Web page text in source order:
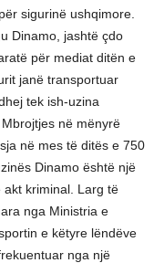
sigurinë ushqimore.
Dinamo, jashtë çdo
për mediat ditën e
janë transportuar
tek ish-uzina
në mënyrë
në mes të ditës e 750
Dinamo është një
kriminal. Larg të
nga Ministria e
e këtyre lëndëve
nga një